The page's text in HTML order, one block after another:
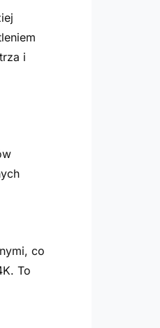
i
co
To